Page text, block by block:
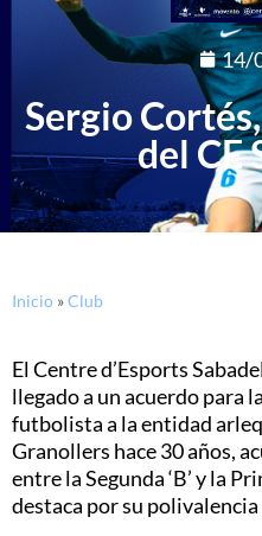
14/
Sergio
del CE
Inicio »Club
El Centre d’Esports
llegado a un acuerdo para
futbolista a la entidad
Granollers hace 30 años,
entre la Segunda ‘B’ y la
destaca por su polivalencia